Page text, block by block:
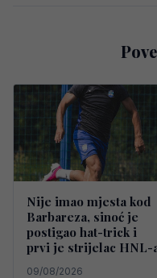
Nije imao mjesta kod
Barbareza, sinoć je
postigao hat-trick i
prvi je strijelac HNL-
09/08/2026